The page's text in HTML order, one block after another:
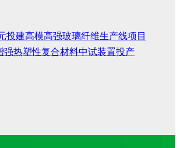
投建高模高强玻璃纤维生产线项目
强热塑性复合材料中试装置投产